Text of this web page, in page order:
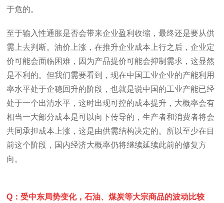
于危的。
至于输入性通胀是否会带来企业盈利收缩，最终还是要从供
需上去判断。油价上涨，在推升企业成本上行之后，企业定
价可能会面临困难，因为产品提价可能会抑制需求，这显然
是不利的。但我们需要看到，现在中国工业企业的产能利用
率水平处于企稳回升的阶段，也就是说中国的工业产能已经
处于一个出清水平，这时出现可控的成本提升，大概率会有
相当一大部分成本是可以向下传导的，生产者和消费者将会
共同承担成本上涨，这是由供需结构决定的。所以至少在目
前这个阶段，国内经济大概率仍将继续延续此前的修复方
向。
Q：受中东局势变化，石油、煤炭等大宗商品的波动比较